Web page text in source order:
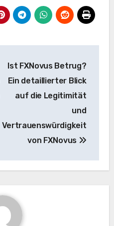
Ist FXNovus Betrug?
Ein detaillierter Blick
auf die Legitimität
und
Vertrauenswürdigkeit
von FXNovus